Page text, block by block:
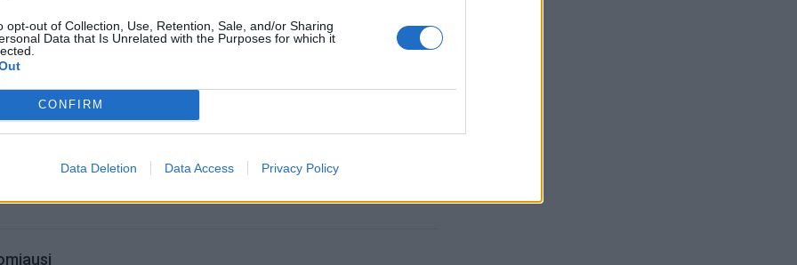
opt-out of Collection, Use, Retention, Sale, and/or Sharing
Data that Is Unrelated with the Purposes for which it
CONFIRM
Data Deletion Data Access Privacy Policy
didžiausią savo
Anatolijus Klemencovas: gal jau